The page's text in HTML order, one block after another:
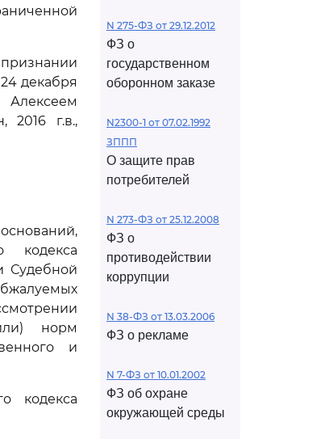
декабря
Алексеем
2016 г.в.,
кодекса
Судебной
норм
и
кодекса
N 275-ФЗ от 29.12.2012
ФЗ о
государственном
оборонном заказе
N2300-1 от 07.02.1992
ЗППП
О защите прав
потребителей
N 273-ФЗ от 25.12.2008
ФЗ о
противодействии
коррупции
N 38-ФЗ от 13.03.2006
ФЗ о рекламе
N 7-ФЗ от 10.01.2002
ФЗ об охране
окружающей среды